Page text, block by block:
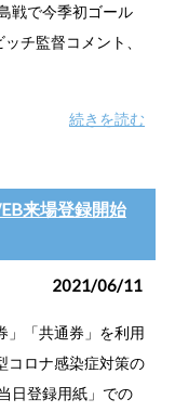
戦で今季初ゴール
チ監督コメント、
続きを読む
来場登録開始
2021/06/11
」「共通券」を利用
コロナ感染症対策の
日登録用紙」での